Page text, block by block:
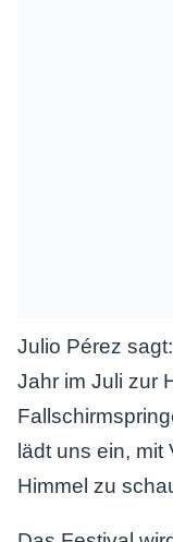
Julio Pérez
Jahr im Juli zur
lädt uns ein,
Himmel zu